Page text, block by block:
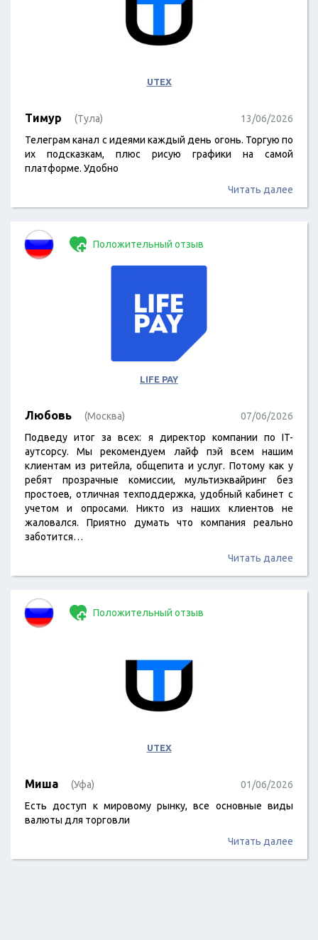
UTEX
Тимур (Тула)
13/06/2026
Телеграм канал с идеями каждый день огонь. Торгую по
их подсказкам, плюс рисую графики на самой
платформе. Удобно
Читать далее
Положительный отзыв
LIFE PAY
Любовь (Москва)
07/06/2026
Подведу итог за всех: я директор компании по IT-
аутсорсу. Мы рекомендуем лайф пэй всем нашим
клиентам из ритейла, общепита и услуг. Потому как у
ребят прозрачные комиссии, мультиэквайринг без
простоев, отличная техподдержка, удобный кабинет с
учетом и опросами. Никто из наших клиентов не
жаловался. Приятно думать что компания реально
заботится…
Читать далее
Положительный отзыв
UTEX
Миша (Уфа)
01/06/2026
Есть доступ к мировому рынку, все основные виды
валюты для торговли
Читать далее